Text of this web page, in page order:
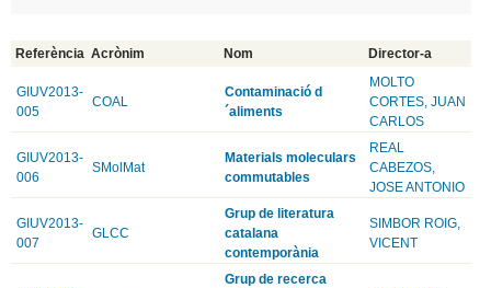
Referència Acrònim Nom Director-a
GIUV2013-
005
COAL
Contaminació d
´aliments
MOLTO
CORTES, JUAN
CARLOS
GIUV2013-
006
SMolMat
Materials moleculars
commutables
REAL
CABEZOS,
JOSE ANTONIO
GIUV2013-
007
GLCC
Grup de literatura
catalana
contemporània
SIMBOR ROIG,
VICENT
Grup de recerca